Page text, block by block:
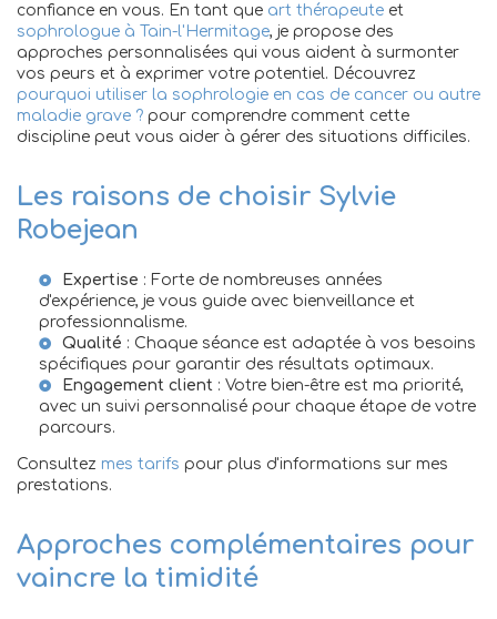
confiance en vous. En tant que art thérapeute et
sophrologue à Tain-l'Hermitage, je propose des
approches personnalisées qui vous aident à surmonter
vos peurs et à exprimer votre potentiel. Découvrez
pourquoi utiliser la sophrologie en cas de cancer ou autre
maladie grave ? pour comprendre comment cette
discipline peut vous aider à gérer des situations difficiles.
Les raisons de choisir Sylvie
Robejean
Expertise : Forte de nombreuses années
d'expérience, je vous guide avec bienveillance et
professionnalisme.
Qualité : Chaque séance est adaptée à vos besoins
spécifiques pour garantir des résultats optimaux.
Engagement client : Votre bien-être est ma priorité,
avec un suivi personnalisé pour chaque étape de votre
parcours.
Consultez mes tarifs pour plus d'informations sur mes
prestations.
Approches complémentaires pour
vaincre la timidité